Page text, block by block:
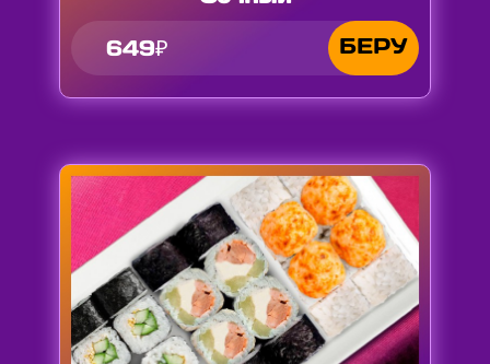
649₽
БЕРУ